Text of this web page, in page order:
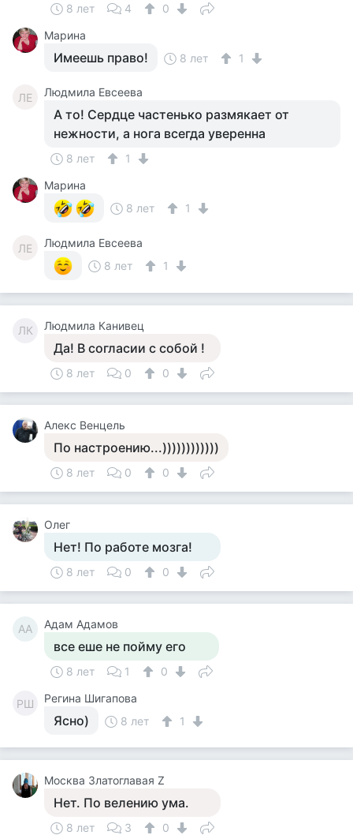
8 лет 4
0
Марина
Имеешь право! 8 лет 1
ЛЕ Людмила Евсеева
А то! Сердце частенько размякает от
нежности, а нога всегда уверенна
8 лет
1
Марина
8 лет
1
ЛЕ
Людмила Евсеева
8 лет
1
ЛК Людмила Канивец
Да! В согласии с собой !
8 лет 0 0
Алекс Венцель
По настроению...))))))))))))
8 лет 0 0
Олег
Нет! По работе мозга!
8 лет 0 0
АА Адам Адамов
все еше не пойму его
8 лет 1 0
РШ Регина Шигапова
Ясно) 8 лет 1
Москва Златоглавая Z
Нет. По велению ума.
8 лет 3
0